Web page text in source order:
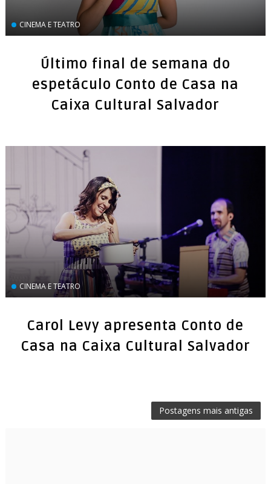
CINEMA E TEATRO
Último final de semana do
espetáculo Conto de Casa na
Caixa Cultural Salvador
CINEMA E TEATRO
Carol Levy apresenta Conto de
Casa na Caixa Cultural Salvador
Postagens mais antigas